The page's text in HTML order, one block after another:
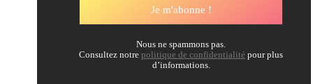
Nous ne spammons pas.
Consultez notre politique de confidentialité pour plus
d’informations.